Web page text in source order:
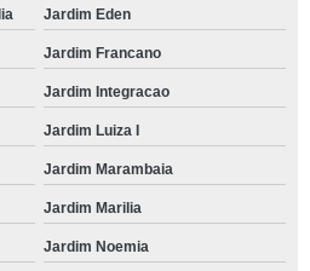
Jardim Eden
Jardim Francano
Jardim Integracao
Jardim Luiza I
Jardim Marambaia
Jardim Marilia
Jardim Noemia